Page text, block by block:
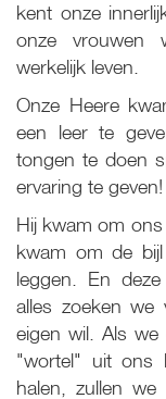
kent onze
onze vrouwen
werkelijk leven.
Onze Heere
een leer te
tongen te doen
ervaring te geven!
Hij kwam om
kwam om de
leggen. En
alles zoeken
eigen wil. Als
"wortel" uit ons
halen, zullen we